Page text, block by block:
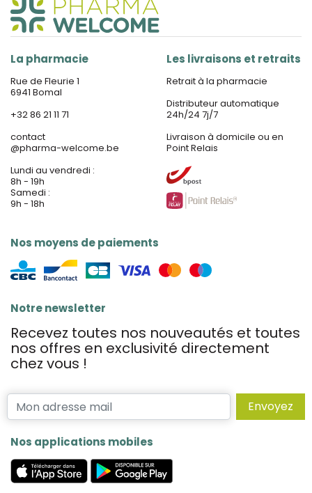
La pharmacie
Rue de Fleurie 1
6941 Bomal
+32 86 21 11 71
contact
@pharma-welcome.be
Lundi au vendredi :
8h - 19h
Samedi :
9h - 18h
Nos moyens de paiements
Les livraisons et retraits
Retrait à la pharmacie
Distributeur automatique
24h/24 7j/7
Livraison à domicile ou en
Point Relais
Notre newsletter
Recevez toutes nos nouveautés et toutes
nos offres en exclusivité directement
chez vous !
Envoyez
Nos applications mobiles